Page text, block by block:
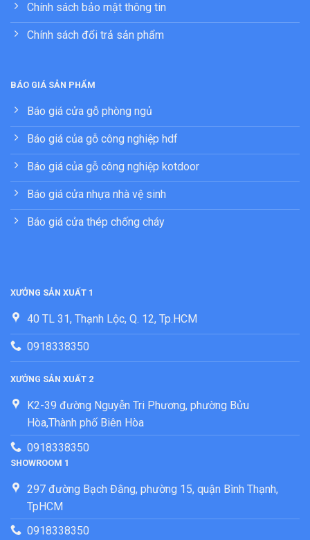
Chính sách bảo mật thông tin
Chính sách đổi trả sản phẩm
BÁO GIÁ SẢN PHẨM
Báo giá cửa gỗ phòng ngủ
Báo giá của gỗ công nghiệp hdf
Báo giá của gỗ công nghiệp kotdoor
Báo giá cửa nhựa nhà vệ sinh
Báo giá cửa thép chống cháy
XƯỞNG SẢN XUẤT 1
40 TL 31, Thạnh Lộc, Q. 12, Tp.HCM
0918338350
XƯỞNG SẢN XUẤT 2
K2-39 đường Nguyễn Tri Phương, phường Bửu
Hòa,Thành phố Biên Hòa
0918338350
SHOWROOM 1
297 đường Bạch Đằng, phường 15, quận Bình Thạnh,
TpHCM
0918338350